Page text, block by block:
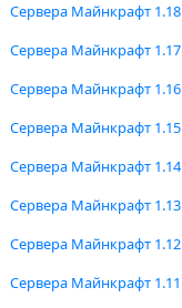
Сервера Майнкрафт 1.18
Сервера Майнкрафт 1.17
Сервера Майнкрафт 1.16
Сервера Майнкрафт 1.15
Сервера Майнкрафт 1.14
Сервера Майнкрафт 1.13
Сервера Майнкрафт 1.12
Сервера Майнкрафт 1.11